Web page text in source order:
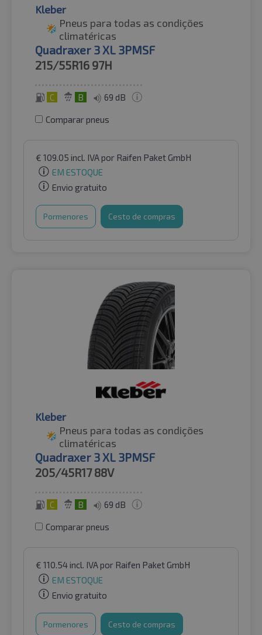
Kleber
Pneus para todas as condições
climatéricas
Quadraxer 3 XL 3PMSF
215/55R16 97H
C B 69 dB
Comparar pneus
€ 109.05 incl. IVA por Raifen Paket GmbH
EM ESTOQUE
Envio gratuito
Pormenores Cesto de compras
Kleber
Pneus para todas as condições
climatéricas
Quadraxer 3 XL 3PMSF
205/45R17 88V
C B 69 dB
Comparar pneus
€ 110.54incl. IVApor Raifen Paket GmbH
EM ESTOQUE
Envio gratuito
Pormenores Cesto de compras